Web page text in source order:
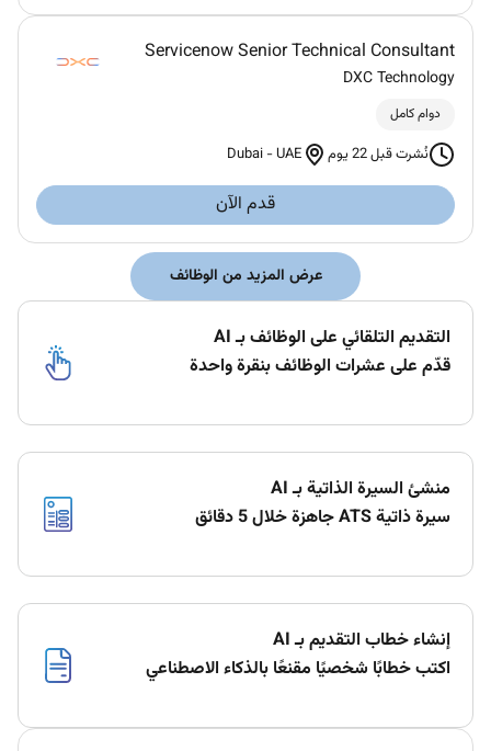
Servicenow Senior Technical Consultant
DXC Technology
دوام كامل
نُشرت قبل 22 يوم Dubai -UAE
قدم الآن
عرض المزيد من الوظائف
التقديم التلقائي على الوظائف بـ AI
قدّم على عشرات الوظائف بنقرة واحدة
منشئ السيرة الذاتية بـ AI
سيرة ذاتية ATS جاهزة خلال 5 دقائق
إنشاء خطاب التقديم بـ AI
اكتب خطابًا شخصيًا مقنعًا بالذكاء الاصطناعي